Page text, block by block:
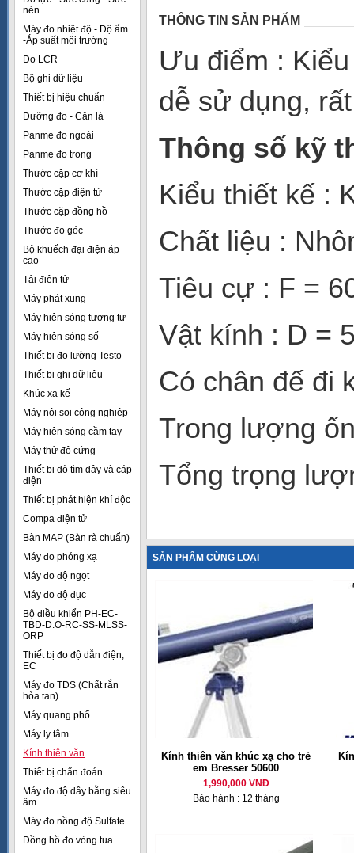
nén
Máy đo nhiệt độ - Độ ẩm
-Áp suất môi trường
Đo LCR
Bộ ghi dữ liệu
Thiết bị hiệu chuẩn
Dưỡng đo - Căn lá
Panme đo ngoài
Panme đo trong
Thước cặp cơ khí
Thước cặp điện tử
Thước cặp đồng hồ
Thước đo góc
Bộ khuếch đại điện áp
cao
Tải điện tử
Máy phát xung
Máy hiện sóng tương tự
Máy hiện sóng số
Thiết bị đo lường Testo
Thiết bị ghi dữ liệu
Khúc xạ kế
Máy nội soi công nghiệp
Máy hiện sóng cầm tay
Máy thử độ cứng
Thiết bị dò tìm dây và cáp
điện
Thiết bị phát hiện khí độc
Compa điện tử
Bàn MAP (Bàn rà chuẩn)
Máy đo phóng xạ
Máy đo độ ngọt
Máy đo độ đục
Bộ điều khiển PH-EC-
TBD-D.O-RC-SS-MLSS-
ORP
Thiết bị đo độ dẫn điện,
EC
Máy đo TDS (Chất rắn
hòa tan)
Máy quang phổ
Máy ly tâm
Kính thiên văn
Thiết bị chẩn đoán
Máy đo độ dầy bằng siêu
âm
Máy đo nồng độ Sulfate
Đồng hồ đo vòng tua
THÔNG TIN SẢN PHẨM
Ưu điểm :
dễ sử dụng,
Thông số kỹ
Kiểu thiết kế :
Chất liệu :
Tiêu cự : F =
Vật kính : D =
Có chân đế đi
Trong lượng
Tổng trọng
SẢN PHẨM CÙNG LOẠI
Kính thiên văn khúc xạ cho trẻ
em Bresser 50600
1,990,000 VNĐ
Bảo hành : 12 tháng